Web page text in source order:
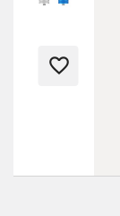
favorite_border